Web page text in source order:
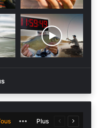
More
Plus
Page